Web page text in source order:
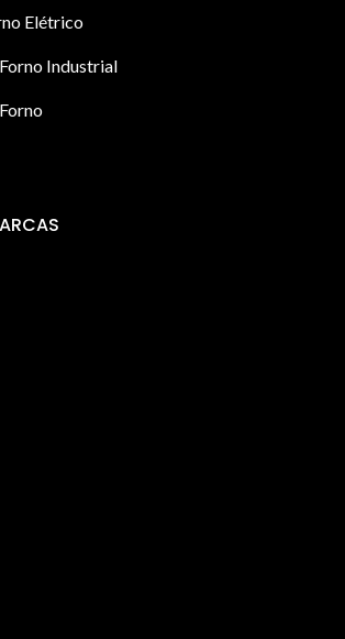
Elétrico
Industrial